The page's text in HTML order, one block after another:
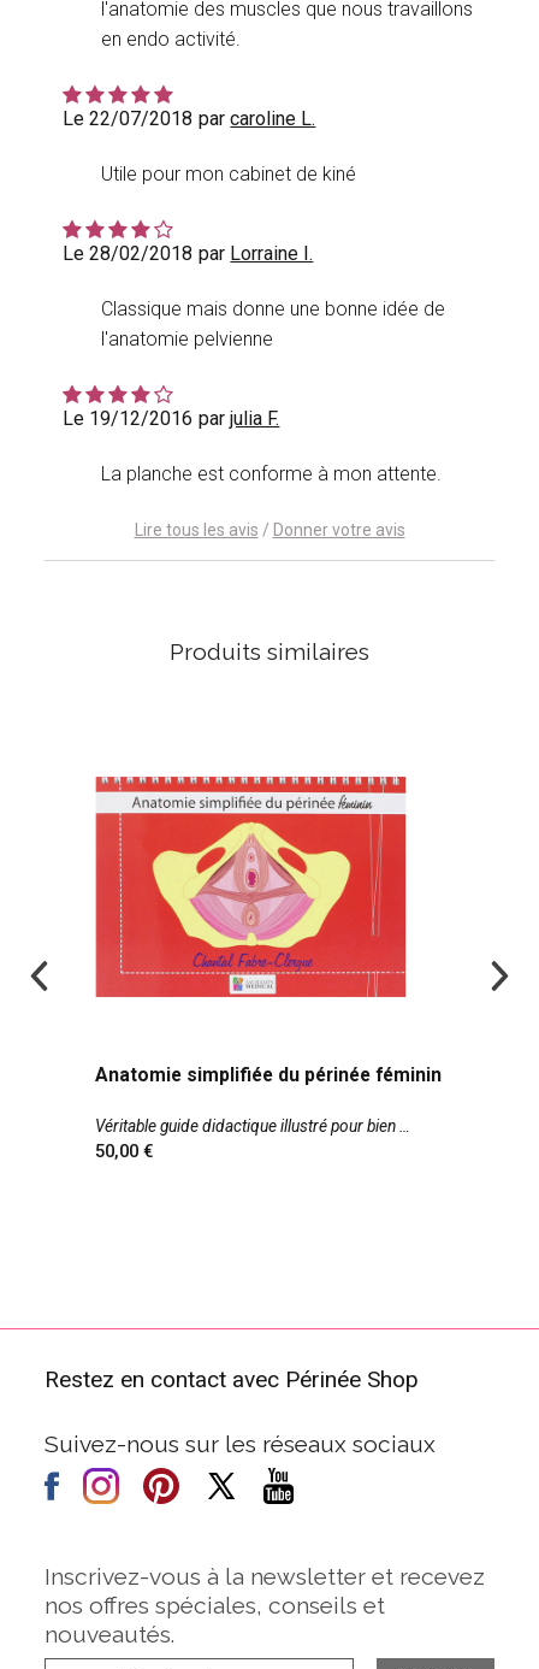
l'anatomie des muscles que nous travaillons
en endo activité.
Le 22/07/2018 parcaroline L.
Utile pour mon cabinet de kiné
Le 28/02/2018 par Lorraine I.
Classique mais donne une bonne idée de
l'anatomie pelvienne
Le 19/12/2016 parjulia F.
La planche est conforme à mon attente.
Lire tous les avis / Donner votre avis
Produits similaires
Anatomie simplifiée du périnée féminin
Véritable guide didactique illustré pour bien
50,00
Restez en contact avec Périnée Shop
Suivez-nous sur les réseaux sociaux
Inscrivez-vous à la newsletter et recevez
nos offres spéciales, conseils et
nouveautés.